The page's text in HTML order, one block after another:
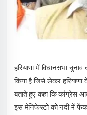
हरियाणा में विधानसभा
किया है जिसे लेकर
बताते हुए कहा कि कांग्रेस
इस मेनिफेस्टो को नदी में फेंक